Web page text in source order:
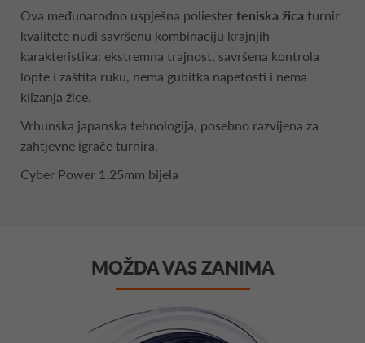
Ova međunarodno uspješna poliester teniska žica turnir
kvalitete nudi savršenu kombinaciju krajnjih
karakteristika: ekstremna trajnost, savršena kontrola
lopte i zaštita ruku, nema gubitka napetosti i nema
klizanja žice.
Vrhunska japanska tehnologija, posebno razvijena za
zahtjevne igrače turnira.
Cyber Power 1.25mm bijela
MOŽDA VAS ZANIMA